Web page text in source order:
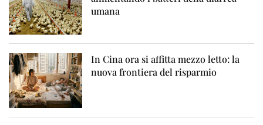
umana
In Cina ora si affitta mezzo letto: la
nuova frontiera del risparmio